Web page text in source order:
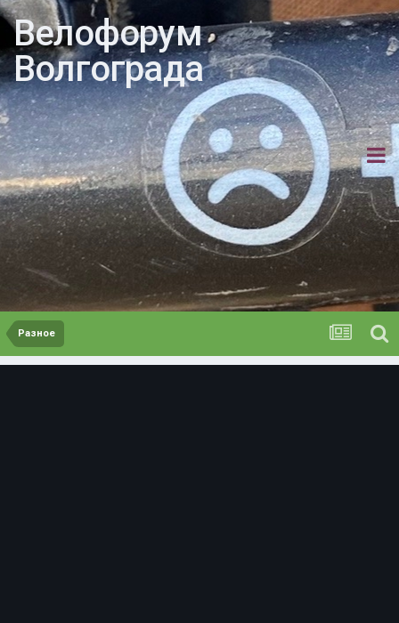
Велофорум
Волгограда
Разное